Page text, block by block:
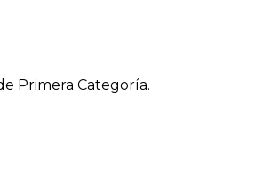
Primera Categoría.